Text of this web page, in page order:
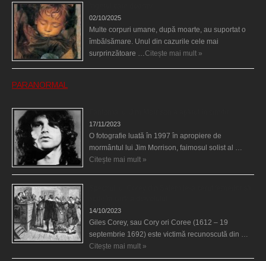
02/10/2025
Multe corpuri umane, după moarte, au suportat o
îmbălsămare. Unul din cazurile cele mai
surprinzătoare …Citește mai mult »
PARANORMAL
17/11/2023
O fotografie luată în 1997 în apropiere de
mormântul lui Jim Morrison, faimosul solist al …
Citește mai mult »
14/10/2023
Giles Corey, sau Cory ori Coree (1612 – 19
septembrie 1692) este victimă recunoscută din …
Citește mai mult »